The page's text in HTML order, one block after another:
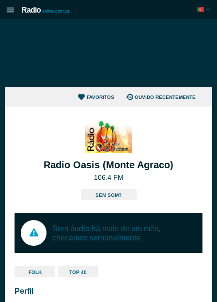
Radio online.com.pt
FAVORITOS OUVIDO RECENTEMENTE
Radio Oasis (Monte Agraco)
106.4 FM
SEM SOM?
Sem áudio há mais de um mês,
checamos semanalmente
FOLK TOP 40
Perfil